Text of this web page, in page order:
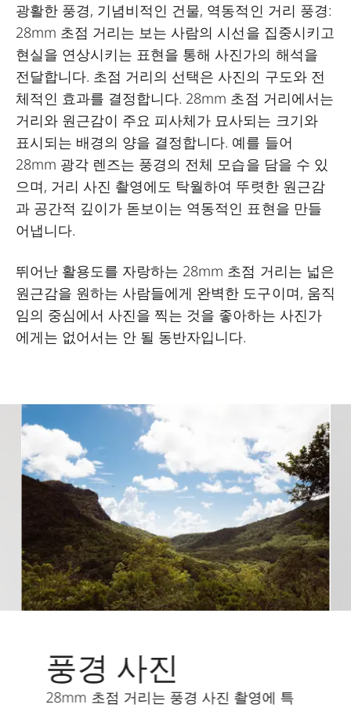
광활한 풍경, 기념비적인 건물, 역동적인 거리 풍경:
28mm 초점 거리는 보는 사람의 시선을 집중시키고
현실을 연상시키는 표현을 통해 사진가의 해석을
전달합니다. 초점 거리의 선택은 사진의 구도와 전
체적인 효과를 결정합니다. 28mm 초점 거리에서는
거리와 원근감이 주요 피사체가 묘사되는 크기와
표시되는 배경의 양을 결정합니다. 예를 들어
28mm 광각 렌즈는 풍경의 전체 모습을 담을 수 있
으며, 거리 사진 촬영에도 탁월하여 뚜렷한 원근감
과 공간적 깊이가 돋보이는 역동적인 표현을 만들
어냅니다.
뛰어난 활용도를 자랑하는 28mm 초점 거리는 넓은
원근감을 원하는 사람들에게 완벽한 도구이며, 움직
임의 중심에서 사진을 찍는 것을 좋아하는 사진가
에게는 없어서는 안 될 동반자입니다.
풍경 사진
28mm 초점 거리는 풍경 사진 촬영에 특